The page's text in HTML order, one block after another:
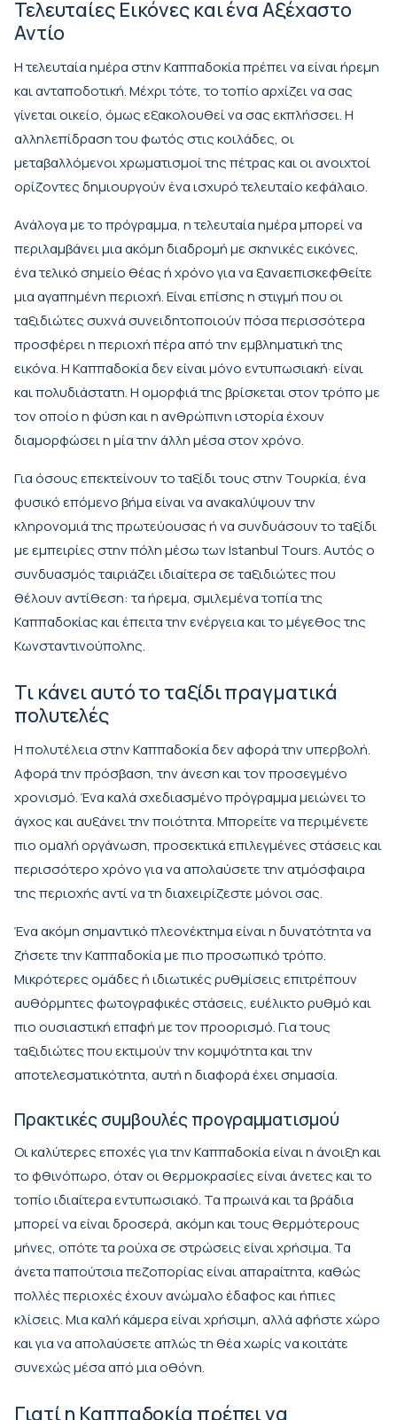
Τελευταίες Εικόνες και ένα Αξέχαστο
Αντίο
Η τελευταία ημέρα στην Καππαδοκία πρέπει να είναι ήρεμη
και ανταποδοτική. Μέχρι τότε, το τοπίο αρχίζει να σας
γίνεται οικείο, όμως εξακολουθεί να σας εκπλήσσει. Η
αλληλεπίδραση του φωτός στις κοιλάδες, οι
μεταβαλλόμενοι χρωματισμοί της πέτρας και οι ανοιχτοί
ορίζοντες δημιουργούν ένα ισχυρό τελευταίο κεφάλαιο.
Ανάλογα με το πρόγραμμα, η τελευταία ημέρα μπορεί να
περιλαμβάνει μια ακόμη διαδρομή με σκηνικές εικόνες,
ένα τελικό σημείο θέας ή χρόνο για να ξαναεπισκεφθείτε
μια αγαπημένη περιοχή. Είναι επίσης η στιγμή που οι
ταξιδιώτες συχνά συνειδητοποιούν πόσα περισσότερα
προσφέρει η περιοχή πέρα από την εμβληματική της
εικόνα. Η Καππαδοκία δεν είναι μόνο εντυπωσιακή· είναι
και πολυδιάστατη. Η ομορφιά της βρίσκεται στον τρόπο με
τον οποίο η φύση και η ανθρώπινη ιστορία έχουν
διαμορφώσει η μία την άλλη μέσα στον χρόνο.
Για όσους επεκτείνουν το ταξίδι τους στην Τουρκία, ένα
φυσικό επόμενο βήμα είναι να ανακαλύψουν την
κληρονομιά της πρωτεύουσας ή να συνδυάσουν το ταξίδι
με εμπειρίες στην πόλη μέσω τωνIstanbul Tours. Αυτός ο
συνδυασμός ταιριάζει ιδιαίτερα σε ταξιδιώτες που
θέλουν αντίθεση: τα ήρεμα, σμιλεμένα τοπία της
Καππαδοκίας και έπειτα την ενέργεια και το μέγεθος της
Κωνσταντινούπολης.
Τι κάνει αυτό το ταξίδι πραγματικά
πολυτελές
Η πολυτέλεια στην Καππαδοκία δεν αφορά την υπερβολή.
Αφορά την πρόσβαση, την άνεση και τον προσεγμένο
χρονισμό. Ένα καλά σχεδιασμένο πρόγραμμα μειώνει το
άγχος και αυξάνει την ποιότητα. Μπορείτε να περιμένετε
πιο ομαλή οργάνωση, προσεκτικά επιλεγμένες στάσεις και
περισσότερο χρόνο για να απολαύσετε την ατμόσφαιρα
της περιοχής αντί να τη διαχειρίζεστε μόνοι σας.
Ένα ακόμη σημαντικό πλεονέκτημα είναι η δυνατότητα να
ζήσετε την Καππαδοκία με πιο προσωπικό τρόπο.
Μικρότερες ομάδες ή ιδιωτικές ρυθμίσεις επιτρέπουν
αυθόρμητες φωτογραφικές στάσεις, ευέλικτο ρυθμό και
πιο ουσιαστική επαφή με τον προορισμό. Για τους
ταξιδιώτες που εκτιμούν την κομψότητα και την
αποτελεσματικότητα, αυτή η διαφορά έχει σημασία.
Πρακτικές συμβουλές προγραμματισμού
Οι καλύτερες εποχές για την Καππαδοκία είναι η άνοιξη και
το φθινόπωρο, όταν οι θερμοκρασίες είναι άνετες και το
τοπίο ιδιαίτερα εντυπωσιακό. Τα πρωινά και τα βράδια
μπορεί να είναι δροσερά, ακόμη και τους θερμότερους
μήνες, οπότε τα ρούχα σε στρώσεις είναι χρήσιμα. Τα
άνετα παπούτσια πεζοπορίας είναι απαραίτητα, καθώς
πολλές περιοχές έχουν ανώμαλο έδαφος και ήπιες
κλίσεις. Μια καλή κάμερα είναι χρήσιμη, αλλά αφήστε χώρο
και για να απολαύσετε απλώς τη θέα χωρίς να κοιτάτε
συνεχώς μέσα από μια οθόνη.
Γιατί η Καππαδοκία πρέπει να